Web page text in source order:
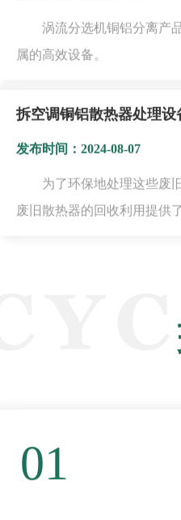
涡流分选机铜铝分离产
属的高效设备。
拆空调铜铝散热器处理
发布时间：2024-08-07
为了环保地处理这些废
废旧散热器的回收利用提供
01